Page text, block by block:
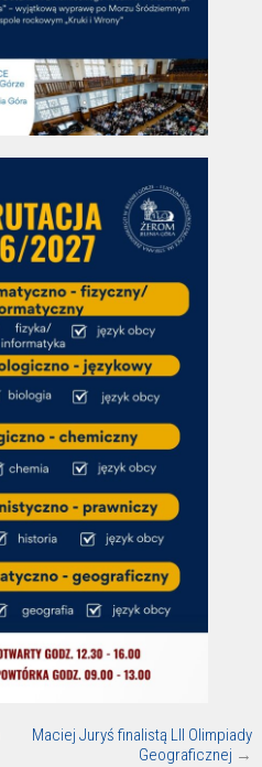
Maciej Juryś finalistą LII Olimpiady
Geograficznej →